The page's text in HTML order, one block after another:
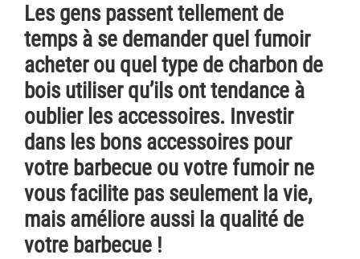
Les gens passent tellement de
temps à se demander quel fumoir
acheter ou quel type de charbon de
bois utiliser qu’ils ont tendance à
oublier les accessoires. Investir
dans les bons accessoires pour
votre barbecue ou votre fumoir ne
vous facilite pas seulement la vie,
mais améliore aussi la qualité de
votre barbecue !